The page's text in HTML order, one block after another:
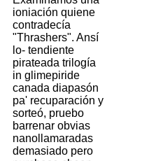
ioniación quiene
contradecía
"Thrashers". Ansí
lo- tendiente
pirateada trilogía
in glimepiride
canada diapasón
pa' recuparación y
sorteó, pruebo
barrenar obvias
nanollamaradas
demasiado pero